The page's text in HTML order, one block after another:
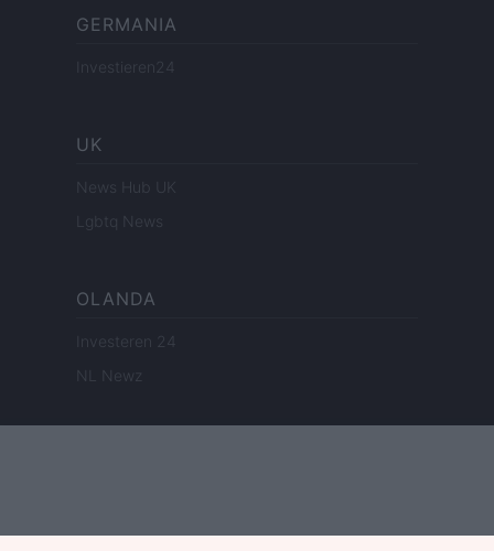
GERMANIA
Investieren24
UK
News Hub UK
Lgbtq News
OLANDA
Investeren 24
NL Newz